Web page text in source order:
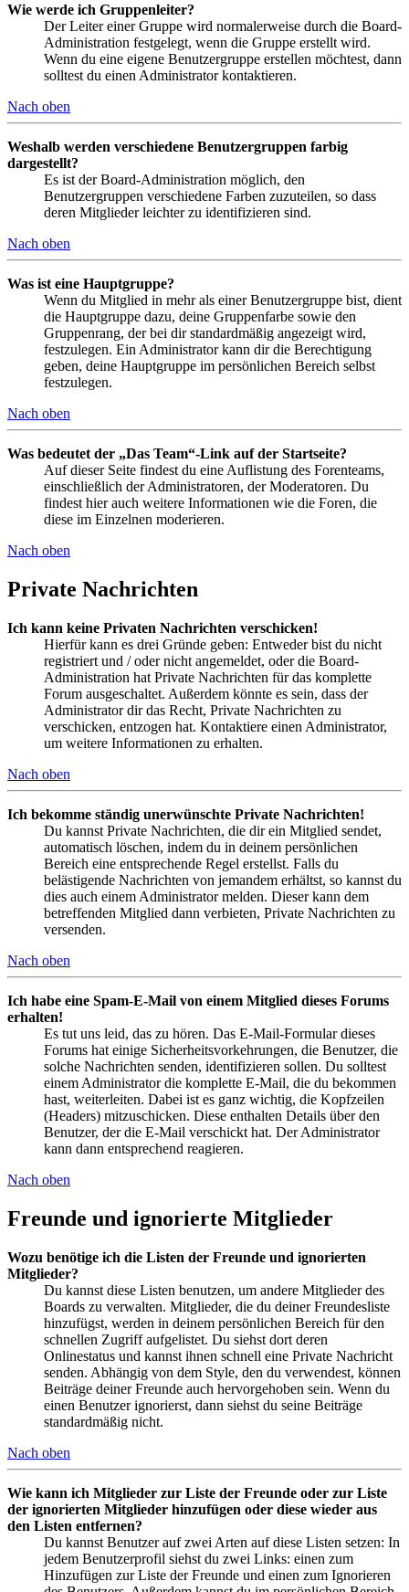
Wie werde ich Gruppenleiter?
Der Leiter einer Gruppe wird normalerweise durch die Board-
Administration festgelegt, wenn die Gruppe erstellt wird.
Wenn du eine eigene Benutzergruppe erstellen möchtest, dann
solltest du einen Administrator kontaktieren.
Nach oben
Weshalb werden verschiedene Benutzergruppen farbig
dargestellt?
Es ist der Board-Administration möglich, den
Benutzergruppen verschiedene Farben zuzuteilen, so dass
deren Mitglieder leichter zu identifizieren sind.
Nach oben
Was ist eine Hauptgruppe?
Wenn du Mitglied in mehr als einer Benutzergruppe bist, dient
die Hauptgruppe dazu, deine Gruppenfarbe sowie den
Gruppenrang, der bei dir standardmäßig angezeigt wird,
festzulegen. Ein Administrator kann dir die Berechtigung
geben, deine Hauptgruppe im persönlichen Bereich selbst
festzulegen.
Nach oben
Was bedeutet der „Das Team“-Link auf der Startseite?
Auf dieser Seite findest du eine Auflistung des Forenteams,
einschließlich der Administratoren, der Moderatoren. Du
findest hier auch weitere Informationen wie die Foren, die
diese im Einzelnen moderieren.
Nach oben
Private Nachrichten
Ich kann keine Privaten Nachrichten verschicken!
Hierfür kann es drei Gründe geben: Entweder bist du nicht
registriert und / oder nicht angemeldet, oder die Board-
Administration hat Private Nachrichten für das komplette
Forum ausgeschaltet. Außerdem könnte es sein, dass der
Administrator dir das Recht, Private Nachrichten zu
verschicken, entzogen hat. Kontaktiere einen Administrator,
um weitere Informationen zu erhalten.
Nach oben
Ich bekomme ständig unerwünschte Private Nachrichten!
Du kannst Private Nachrichten, die dir ein Mitglied sendet,
automatisch löschen, indem du in deinem persönlichen
Bereich eine entsprechende Regel erstellst. Falls du
belästigende Nachrichten von jemandem erhältst, so kannst du
dies auch einem Administrator melden. Dieser kann dem
betreffenden Mitglied dann verbieten, Private Nachrichten zu
versenden.
Nach oben
Ich habe eine Spam-E-Mail von einem Mitglied dieses Forums
erhalten!
Es tut uns leid, das zu hören. Das E-Mail-Formular dieses
Forums hat einige Sicherheitsvorkehrungen, die Benutzer, die
solche Nachrichten senden, identifizieren sollen. Du solltest
einem Administrator die komplette E-Mail, die du bekommen
hast, weiterleiten. Dabei ist es ganz wichtig, die Kopfzeilen
(Headers) mitzuschicken. Diese enthalten Details über den
Benutzer, der die E-Mail verschickt hat. Der Administrator
kann dann entsprechend reagieren.
Nach oben
Freunde und ignorierte Mitglieder
Wozu benötige ich die Listen der Freunde und ignorierten
Mitglieder?
Du kannst diese Listen benutzen, um andere Mitglieder des
Boards zu verwalten. Mitglieder, die du deiner Freundesliste
hinzufügst, werden in deinem persönlichen Bereich für den
schnellen Zugriff aufgelistet. Du siehst dort deren
Onlinestatus und kannst ihnen schnell eine Private Nachricht
senden. Abhängig von dem Style, den du verwendest, können
Beiträge deiner Freunde auch hervorgehoben sein. Wenn du
einen Benutzer ignorierst, dann siehst du seine Beiträge
standardmäßig nicht.
Nach oben
Wie kann ich Mitglieder zur Liste der Freunde oder zur Liste
der ignorierten Mitglieder hinzufügen oder diese wieder aus
den Listen entfernen?
Du kannst Benutzer auf zwei Arten auf diese Listen setzen: In
jedem Benutzerprofil siehst du zwei Links: einen zum
Hinzufügen zur Liste der Freunde und einen zum Ignorieren